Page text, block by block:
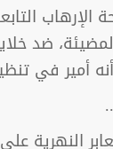
المضيئة، ضد
في
النهرية